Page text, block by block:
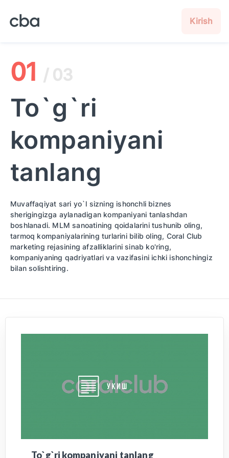
Kirish
01 / 03
To`g`ri
kompaniyani
tanlang
Muvaffaqiyat sari yo`l sizning ishonchli biznes
sherigingizga aylanadigan kompaniyani tanlashdan
boshlanadi. MLM sanoatining qoidalarini tushunib oling,
tarmoq kompaniyalarining turlarini bilib oling, Coral Club
marketing rejasining afzalliklarini sinab ko'ring,
kompaniyaning qadriyatlari va vazifasini ichki ishonchingiz
bilan solishtiring.
To`g`ri kompaniyani tanlang